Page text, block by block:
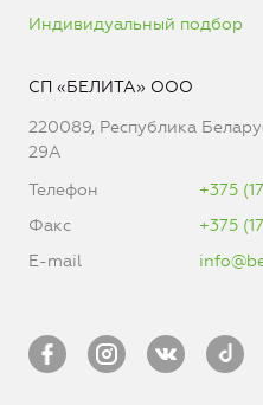
Индивидуальный подбор
СП «БЕЛИТА» ООО
220089, Республика
29А
Телефон
+375
Факс
+375
E-mail